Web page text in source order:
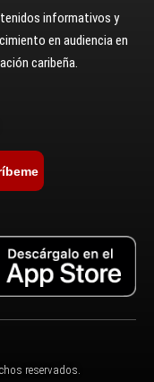
informativos y
en audiencia en
caribeña.
reservados.